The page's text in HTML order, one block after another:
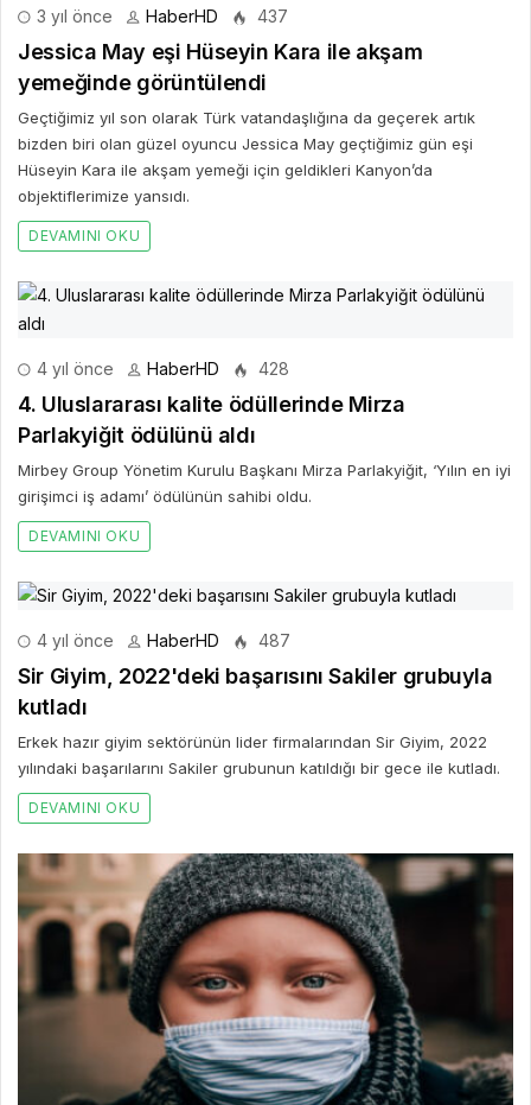
3 yıl önce HaberHD 437
Jessica May eşi Hüseyin Kara ile akşam
yemeğinde görüntülendi
Geçtiğimiz yıl son olarak Türk vatandaşlığına da geçerek artık
bizden biri olan güzel oyuncu Jessica May geçtiğimiz gün eşi
Hüseyin Kara ile akşam yemeği için geldikleri Kanyon’da
objektiflerimize yansıdı.
DEVAMINI OKU
4 yıl önce HaberHD 428
4. Uluslararası kalite ödüllerinde Mirza
Parlakyiğit ödülünü aldı
Mirbey Group Yönetim Kurulu Başkanı Mirza Parlakyiğit, ‘Yılın en iyi
girişimci iş adamı’ ödülünün sahibi oldu.
DEVAMINI OKU
4 yıl önce HaberHD 487
Sir Giyim, 2022'deki başarısını Sakiler grubuyla
kutladı
Erkek hazır giyim sektörünün lider firmalarından Sir Giyim, 2022
yılındaki başarılarını Sakiler grubunun katıldığı bir gece ile kutladı.
DEVAMINI OKU